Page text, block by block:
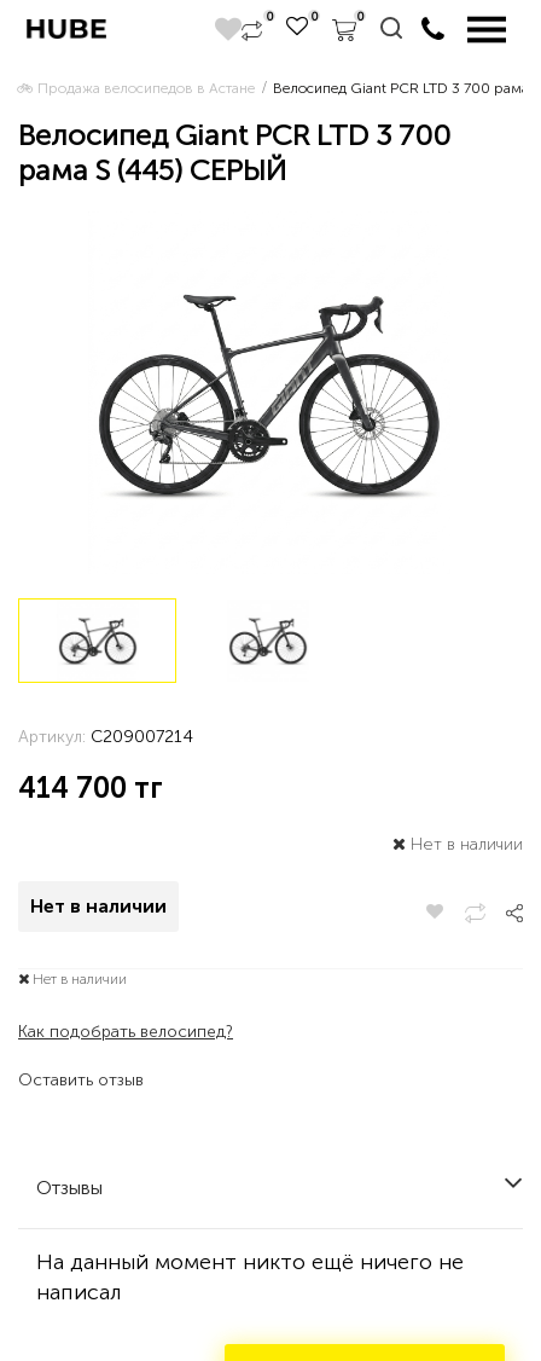
0 0 0
🚲 Продажа велосипедов в Астане Велосипед Giant PCR LTD 3 700 рама
Велосипед Giant PCR LTD 3 700
рама S (445) СЕРЫЙ
Оставить отзыв
Артикул: C209007214
414 700 тг
Нет в наличии
Нет в наличии
Нет в наличии
Как подобрать велосипед?
Отзывы
На данный момент никто ещё ничего не
написал